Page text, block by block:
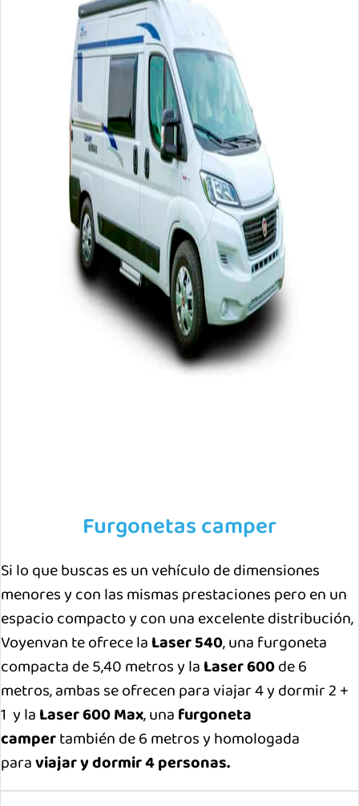
Furgonetas camper
Si lo que buscas es un vehículo de dimensiones
menores y con las mismas prestaciones pero en un
espacio compacto y con una excelente distribución,
Voyenvan te ofrece la Laser 540, una furgoneta
compacta de 5,40 metros y la Laser 600de 6
metros, ambas se ofrecen para viajar 4 y dormir 2 +
1 y la Laser 600 Max, una furgoneta
campertambién de 6 metros y homologada
paraviajar y dormir 4 personas.